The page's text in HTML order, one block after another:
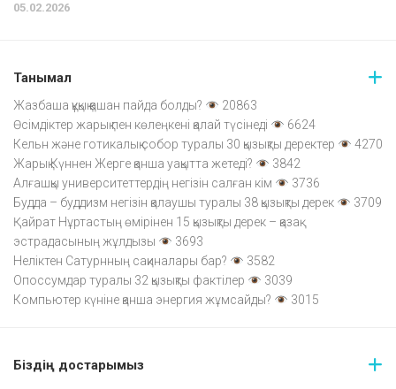
05.02.2026
Танымал
Жазбаша құқық қашан пайда болды?
20863
Өсімдіктер жарық пен көлеңкені қалай түсінеді
6624
Кельн және готикалық собор туралы 30 қызықты деректер
4270
Жарық Күннен Жерге қанша уақытта жетеді?
3842
Алғашқы университеттердің негізін салған кім
3736
Будда – буддизм негізін қалаушы туралы 38 қызықты дерек
3709
Қайрат Нұртастың өмірінен 15 қызықты дерек – қазақ
эстрадасының жұлдызы
3693
Неліктен Сатурнның сақиналары бар?
3582
Опоссумдар туралы 32 қызықты фактілер
3039
Компьютер күніне қанша энергия жұмсайды?
3015
Біздің достарымыз